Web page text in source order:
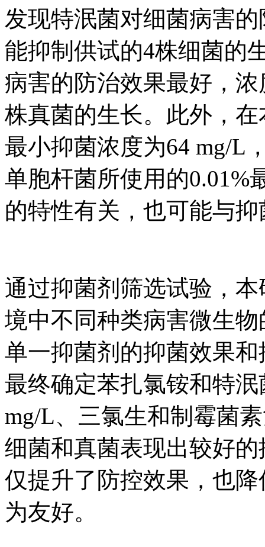
发现特泯菌对细菌病害
能抑制供试的4株细菌的
病害的防治效果最好，
株真菌的生长。此外，
最小抑菌浓度为64 mg/L
单胞杆菌所使用的0.01%
的特性有关，也可能与
通过抑菌剂筛选试验，
境中不同种类病害微生
单一抑菌剂的抑菌效果
最终确定苯扎氯铵和特
mg/L、三氯生和制霉菌
细菌和真菌表现出较好
仅提升了防控效果，也
为友好。